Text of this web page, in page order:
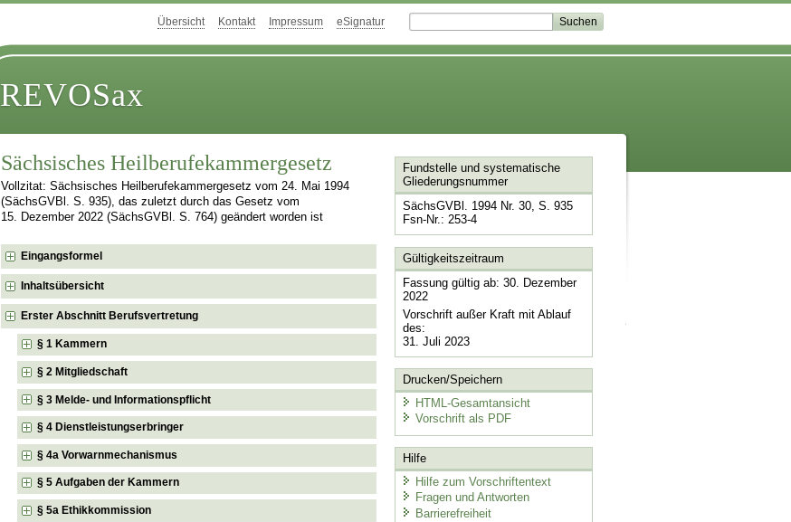
Übersicht Kontakt Impressum eSignatur
REVOSax
Sächsisches Heilberufekammergesetz
Vollzitat: Sächsisches Heilberufekammergesetz vom 24. Mai 1994
(SächsGVBl. S. 935), das zuletzt durch das Gesetz vom
15. Dezember 2022 (SächsGVBl. S. 764) geändert worden ist
Eingangsformel
Inhaltsübersicht
Erster Abschnitt Berufsvertretung
§ 1 Kammern
§ 2 Mitgliedschaft
§ 3 Melde- und Informationspflicht
§ 4 Dienstleistungserbringer
§ 4a Vorwarnmechanismus
§ 5 Aufgaben der Kammern
§ 5a Ethikkommission
Fundstelle und systematische
Gliederungsnummer
SächsGVBl. 1994 Nr. 30, S. 935
Fsn-Nr.: 253-4
Gültigkeitszeitraum
Fassung gültig ab: 30. Dezember
2022
Vorschrift außer Kraft mit Ablauf
des:
31. Juli 2023
Drucken/Speichern
HTML-Gesamtansicht
Vorschrift als PDF
Hilfe
Hilfe zum Vorschriftentext
Fragen und Antworten
Barrierefreiheit